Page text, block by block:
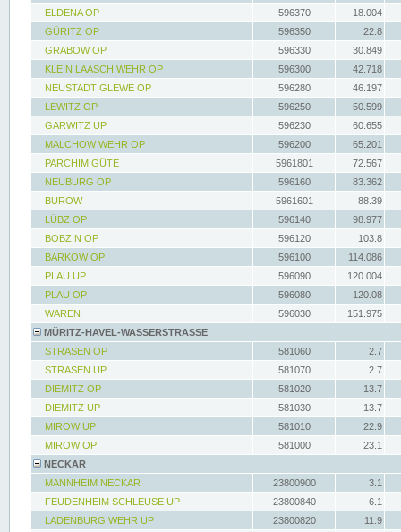
ELDENA OP
596370
18.004
GÜRITZ OP
596350
22.8
GRABOW OP
596330
30.849
KLEIN LAASCH WEHR OP
596300
42.718
NEUSTADT GLEWE OP
596280
46.197
LEWITZ OP
596250
50.599
GARWITZ UP
596230
60.655
MALCHOW WEHR OP
596200
65.201
PARCHIM GÜTE
5961801
72.567
NEUBURG OP
596160
83.362
BUROW
5961601
88.39
LÜBZ OP
596140
98.977
BOBZIN OP
596120
103.8
BARKOW OP
596100
114.086
PLAU UP
596090
120.004
PLAU OP
596080
120.08
WAREN
596030
151.975
MÜRITZ-HAVEL-WASSERSTRASSE
STRASEN OP
581060
2.7
STRASEN UP
581070
2.7
DIEMITZ OP
581020
13.7
DIEMITZ UP
581030
13.7
MIROW UP
581010
22.9
MIROW OP
581000
23.1
NECKAR
MANNHEIM NECKAR
23800900
3.1
FEUDENHEIM SCHLEUSE UP
23800840
6.1
LADENBURG WEHR UP
23800820
11.9